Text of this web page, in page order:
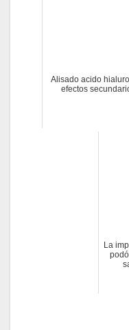
Alisado acido
efectos
La